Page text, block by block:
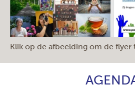
Klik op de afbeelding om de flyer